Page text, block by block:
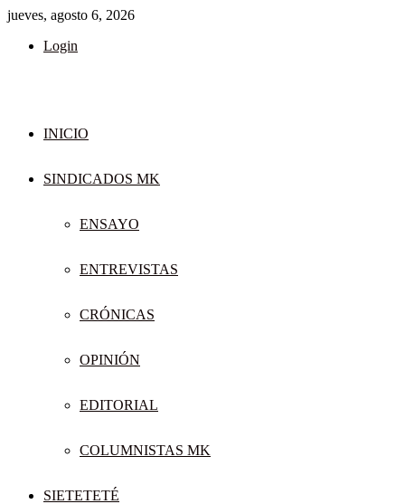
jueves, agosto 6, 2026
Login
INICIO
SINDICADOS MK
ENSAYO
ENTREVISTAS
CRÓNICAS
OPINIÓN
EDITORIAL
COLUMNISTAS MK
SIETETETÉ